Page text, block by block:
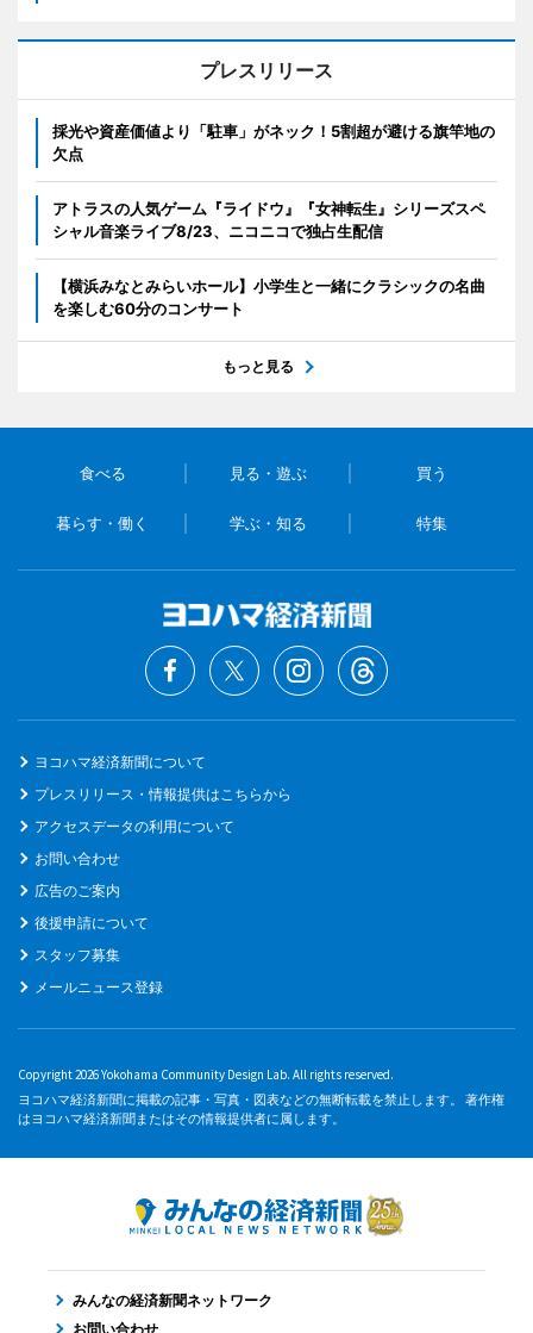
プレスリリース
採光や資産価値より「駐車」がネック！5割超が避ける旗竿地の
欠点
アトラスの人気ゲーム『ライドウ』『女神転生』シリーズスペ
シャル音楽ライブ8/23、ニコニコで独占生配信
【横浜みなとみらいホール】小学生と一緒にクラシックの名曲
を楽しむ60分のコンサート
もっと見る
食べる 見る・遊ぶ 買う
暮らす・働く 学ぶ・知る 特集
ヨコハマ経済新聞について
プレスリリース・情報提供はこちらから
アクセスデータの利用について
お問い合わせ
広告のご案内
後援申請について
スタッフ募集
メールニュース登録
Copyright 2026 Yokohama Community Design Lab. All rights reserved.
ヨコハマ経済新聞に掲載の記事・写真・図表などの無断転載を禁止します。 著作権
はヨコハマ経済新聞またはその情報提供者に属します。
みんなの経済新聞ネットワーク
お問い合わせ